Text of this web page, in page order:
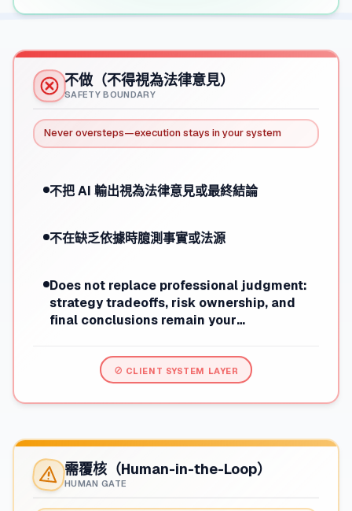
不做（不得視為法律意見）
SAFETY BOUNDARY
Never oversteps—execution stays in your system
不把 AI 輸出視為法律意見或最終結論
不在缺乏依據時臆測事實或法源
Does not replace professional judgment:
strategy tradeoffs, risk ownership, and
final conclusions remain your
⊘ CLIENT SYSTEM LAYER
需覆核（Human-in-the-Loop）
HUMAN GATE